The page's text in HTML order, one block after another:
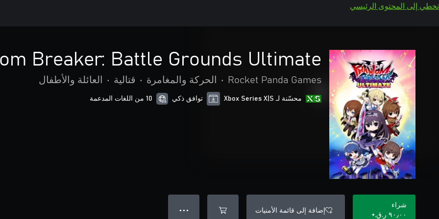
تخطي إلى المحتوى الرئيسي
Breaker: Battle Grounds Ultimate
Rocket Panda Games
• الحركة والمغامرة • قتالية • العائلة والأطفال
محسّنة لـ Xbox Series X|S توافق ذكي 10 من اللغات المدعمة
شراء
٩٠٫٠٠ ر.ق.‏+
إضافة إلى قائمة الأمنيات ● ● ●